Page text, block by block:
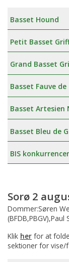
Basset Hound
Petit Basset
Grand Basset
Basset Fauve
Basset Artesien
Basset Bleu de
BIS
Sorø 2
Dommer:Søren
(BFDB,PBGV),Paul
Klik her for at
sektioner for vise/